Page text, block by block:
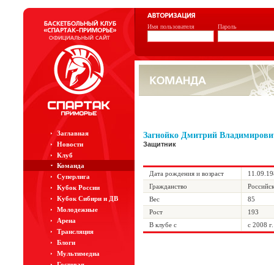
Имя пользователя Пароль
Заглавная
Новости
Клуб
Команда
Суперлига
Кубок России
Кубок Сибири и ДВ
Молодежные
Арена
Трансляция
Блоги
Мультимедиа
Загнойко Дмитрий
Защитник
Дата рождения и возраст
Гражданство
Вес
85
Рост
193
В клубе с
с 2008 г.